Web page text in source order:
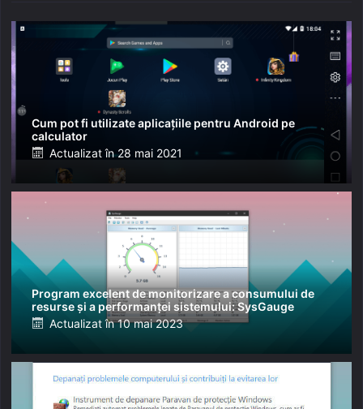
Cum pot fi utilizate aplicațiile pentru Android pe
calculator
Posted
on
Actualizat în 28 mai 2021
Program excelent de monitorizare a consumului de
resurse și a performanței sistemului: SysGauge
Posted
Actualizat în 10 mai 2023